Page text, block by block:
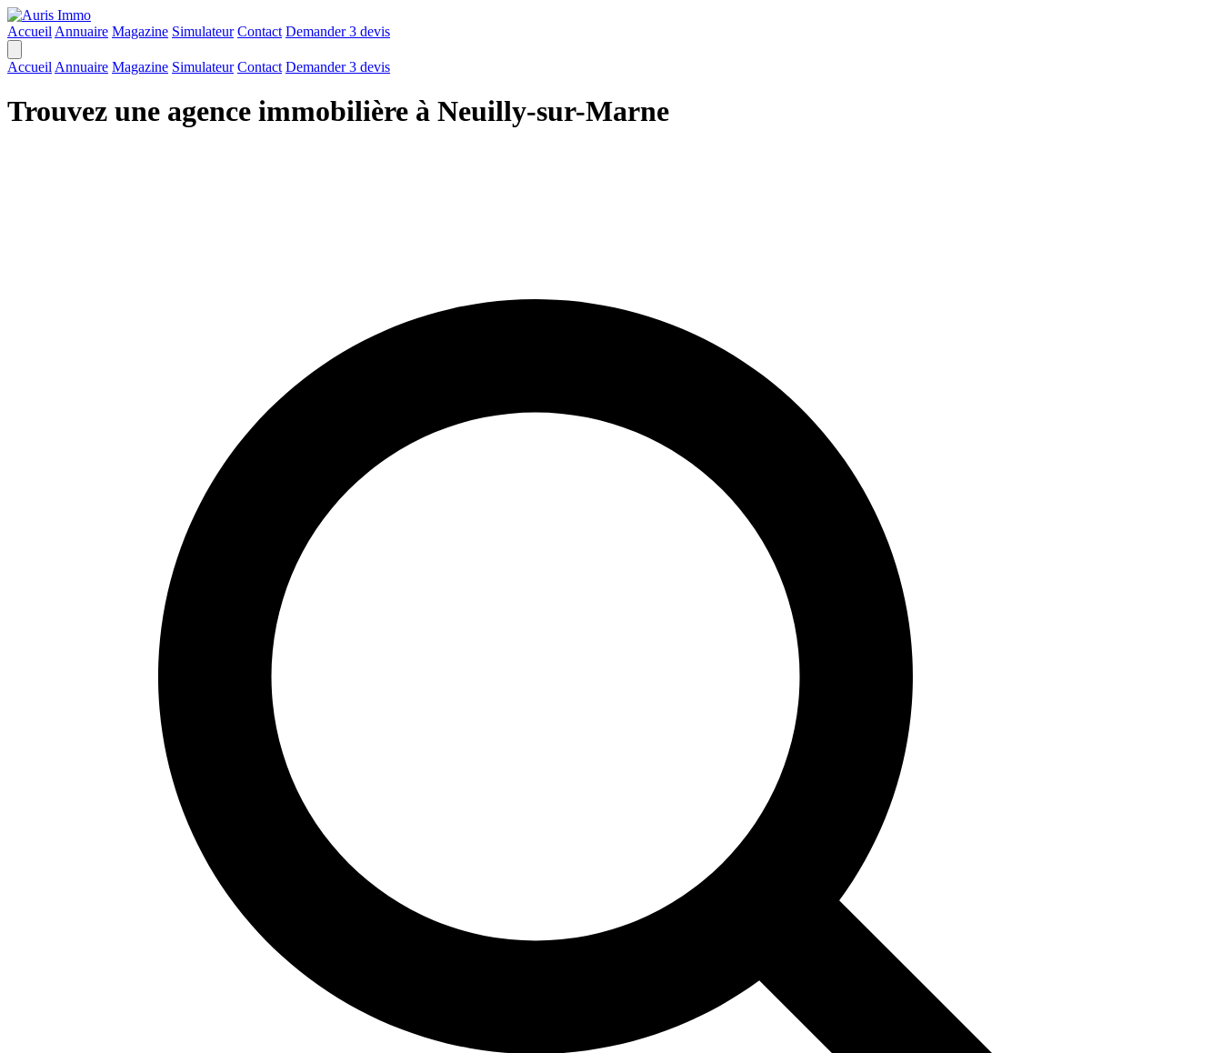
Accueil Annuaire Magazine Simulateur Contact Demander 3 devis
Accueil Annuaire Magazine Simulateur Contact Demander 3 devis
Trouvez une agence immobilière à Neuilly-sur-Marne